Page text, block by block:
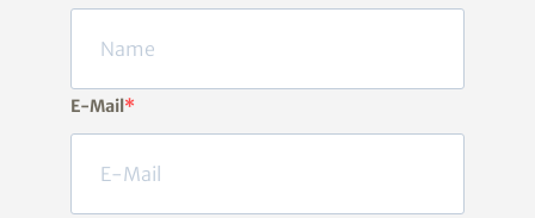
E-Mail